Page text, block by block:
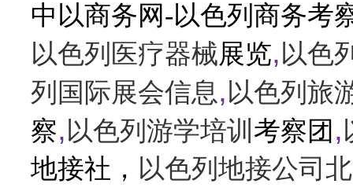
中以商务网-以色列商务考
以色列医疗器械展览, 以色
列国际展会信息, 以色列旅
察, 以色列游学培训 考察团 ,
地接社， 以色列地接公司